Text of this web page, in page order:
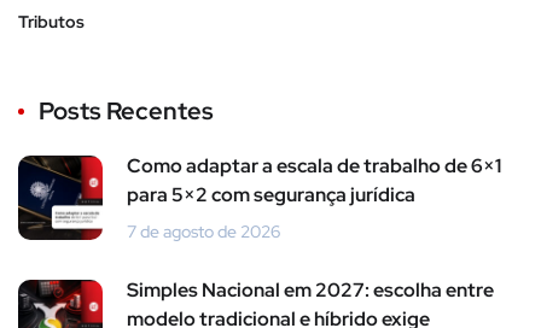
Tributos
Posts Recentes
Como adaptar a escala de trabalho de 6×1
para 5×2 com segurança jurídica
7 de agosto de 2026
Simples Nacional em 2027: escolha entre
modelo tradicional e híbrido exige